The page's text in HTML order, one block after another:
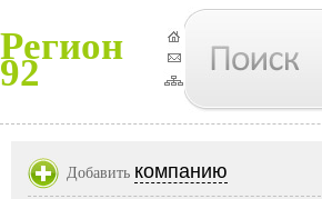
Регион
92
Добавить компанию